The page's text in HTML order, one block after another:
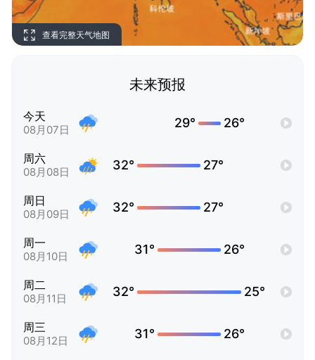
查看完整天气地图
未来预报
今天
08月07日 29° 26°
周六
08月08日 32° 27°
周日
08月09日 32° 27°
周一
08月10日 31° 26°
周二
08月11日 32° 25°
周三
08月12日 31° 26°